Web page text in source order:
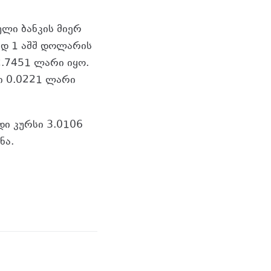
ბანკის მიერ
1 აშშ დოლარის
ლარი იყო.
0.0221 ლარი
კურსი 3.0106